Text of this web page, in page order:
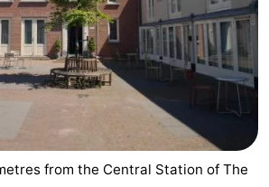
from the Central Station of The